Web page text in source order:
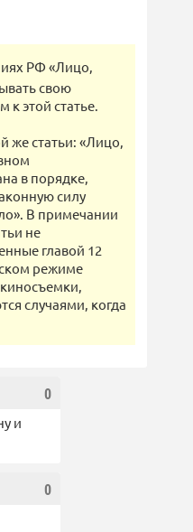
РФ «Лицо,
свою
этой статье.
же статьи: «Лицо,
в порядке,
силу
В примечании
не
главой 12
режиме
случаями, когда
0
и
0